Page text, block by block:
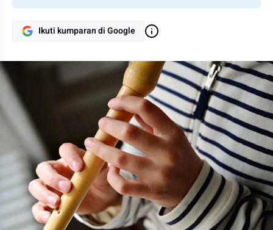
Ikuti kumparan di Google